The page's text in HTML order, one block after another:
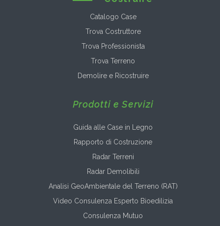
Catalogo Case
Trova Costruttore
Trova Professionista
Trova Terreno
Demolire e Ricostruire
Prodotti e Servizi
Guida alle Case in Legno
Rapporto di Costruzione
Radar Terreni
Radar Demolibili
Analisi GeoAmbientale del Terreno (RAT)
Video Consulenza Esperto Bioedilizia
Consulenza Mutuo